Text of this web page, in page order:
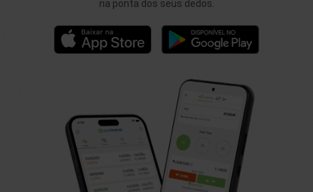
na ponta dos seus dedos.